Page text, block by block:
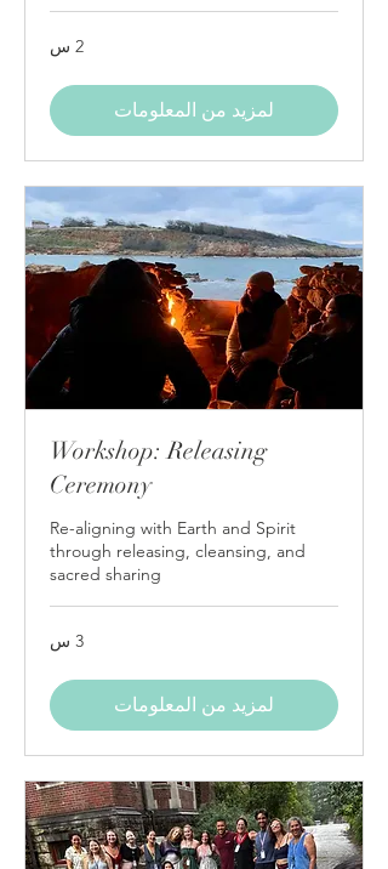
2 س
لمزيد من المعلومات
Workshop: Releasing
Ceremony
Re-aligning with Earth and Spirit
through releasing, cleansing, and
sacred sharing
3 س
لمزيد من المعلومات